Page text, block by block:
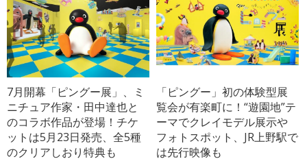
7月開幕「ピングー展」、ミ
ニチュア作家・田中達也と
のコラボ作品が登場！チケ
ットは5月23日発売、全5種
のクリアしおり特典も
「ピングー」初の体験型展
覧会が有楽町に！“遊園地”テ
ーマでクレイモデル展示や
フォトスポット、JR上野駅で
は先行映像も